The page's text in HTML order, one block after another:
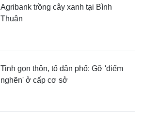
Agribank trồng cây xanh tại Bình
Thuận
Tinh gọn thôn, tổ dân phố: Gỡ 'điểm
nghẽn' ở cấp cơ sở